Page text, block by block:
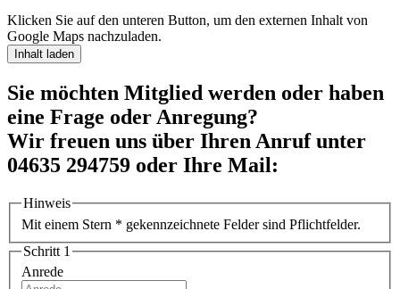
Klicken Sie auf den unteren Button, um den externen Inhalt von
Google Maps nachzuladen.
Inhalt laden
Sie möchten Mitglied werden oder haben
eine Frage oder Anregung?
Wir freuen uns über Ihren Anruf unter
04635 294759 oder Ihre Mail:
Hinweis
Mit einem Stern * gekennzeichnete Felder sind Pflichtfelder.
Schritt 1
Anrede